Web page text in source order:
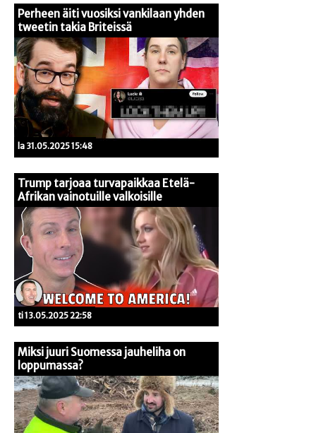
Perheen äiti vuosiksi vankilaan yhden
tweetin takia Briteissä
la 31.05.2025 15:48
Trump tarjoaa turvapaikkaa Etelä-
Afrikan vainotuille valkoisille
ti 13.05.2025 22:58
Miksi juuri Suomessa jauheliha on
loppumassa?